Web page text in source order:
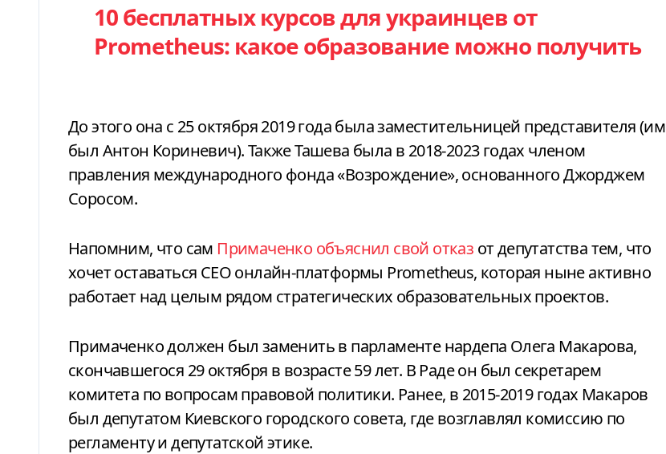
10 бесплатных курсов для украинцев от
Prometheus: какое образование можно получить
До этого она с 25 октября 2019 года была заместительницей представителя (им
был Антон Кориневич). Также Ташева была в 2018-2023 годах членом
правления международного фонда «Возрождение», основанного Джорджем
Соросом.
Напомним, что сам Примаченко объяснил свой отказ от депутатства тем, что
хочет оставаться CEO онлайн-платформы Prometheus, которая ныне активно
работает над целым рядом стратегических образовательных проектов.
Примаченко должен был заменить в парламенте нардепа Олега Макарова,
скончавшегося 29 октября в возрасте 59 лет. В Раде он был секретарем
комитета по вопросам правовой политики. Ранее, в 2015-2019 годах Макаров
был депутатом Киевского городского совета, где возглавлял комиссию по
регламенту и депутатской этике.